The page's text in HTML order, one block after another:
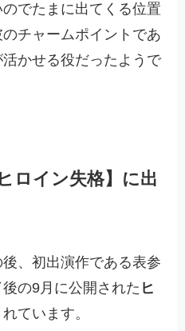
でたまに出てくる位置
チャームポイントであ
かせる役だったようで
ロイン失格】に出
、初出演作である表参
の9月に公開された ヒ
ています。